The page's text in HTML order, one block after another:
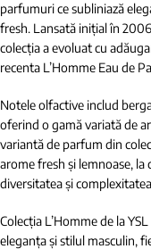
parfumuri ce subliniază
fresh. Lansată inițial în
colecția a evoluat cu
recenta L’Homme Eau de
Notele olfactive includ
oferind o gamă variată de
variantă de parfum din
arome fresh și lemnoase, la
diversitatea și
Colecția L’Homme de la
eleganța și stilul masculin,